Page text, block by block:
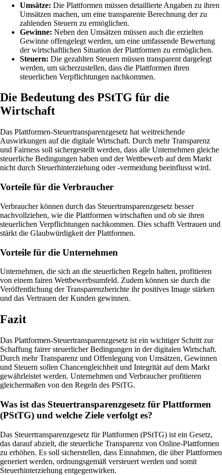
Umsätze: Die Plattformen müssen detaillierte Angaben zu ihren
Umsätzen machen, um eine transparente Berechnung der zu
zahlenden Steuern zu ermöglichen.
Gewinne: Neben den Umsätzen müssen auch die erzielten
Gewinne offengelegt werden, um eine umfassende Bewertung
der wirtschaftlichen Situation der Plattformen zu ermöglichen.
Steuern: Die gezahlten Steuern müssen transparent dargelegt
werden, um sicherzustellen, dass die Plattformen ihren
steuerlichen Verpflichtungen nachkommen.
Die Bedeutung des PStTG für die
Wirtschaft
Das Plattformen-Steuertransparenzgesetz hat weitreichende
Auswirkungen auf die digitale Wirtschaft. Durch mehr Transparenz
und Fairness soll sichergestellt werden, dass alle Unternehmen gleiche
steuerliche Bedingungen haben und der Wettbewerb auf dem Markt
nicht durch Steuerhinterziehung oder -vermeidung beeinflusst wird.
Vorteile für die Verbraucher
Verbraucher können durch das Steuertransparenzgesetz besser
nachvollziehen, wie die Plattformen wirtschaften und ob sie ihren
steuerlichen Verpflichtungen nachkommen. Dies schafft Vertrauen und
stärkt die Glaubwürdigkeit der Plattformen.
Vorteile für die Unternehmen
Unternehmen, die sich an die steuerlichen Regeln halten, profitieren
von einem fairen Wettbewerbsumfeld. Zudem können sie durch die
Veröffentlichung der Transparenzberichte ihr positives Image stärken
und das Vertrauen der Kunden gewinnen.
Fazit
Das Plattformen-Steuertransparenzgesetz ist ein wichtiger Schritt zur
Schaffung fairer steuerlicher Bedingungen in der digitalen Wirtschaft.
Durch mehr Transparenz und Offenlegung von Umsätzen, Gewinnen
und Steuern sollen Chancengleichheit und Integrität auf dem Markt
gewährleistet werden. Unternehmen und Verbraucher profitieren
gleichermaßen von den Regeln des PStTG.
Was ist das Steuertransparenzgesetz für Plattformen
(PStTG) und welche Ziele verfolgt es?
Das Steuertransparenzgesetz für Plattformen (PStTG) ist ein Gesetz,
das darauf abzielt, die steuerliche Transparenz von Online-Plattformen
zu erhöhen. Es soll sicherstellen, dass Einnahmen, die über Plattformen
generiert werden, ordnungsgemäß versteuert werden und somit
Steuerhinterziehung entgegenwirken.